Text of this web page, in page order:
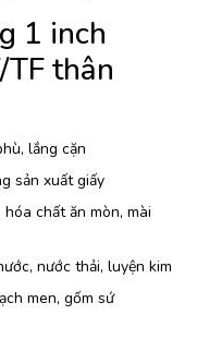
1 inch
thân
lắng cặn
sản xuất giấy
chất ăn mòn, mài
nước thải, luyện kim
men, gốm sứ